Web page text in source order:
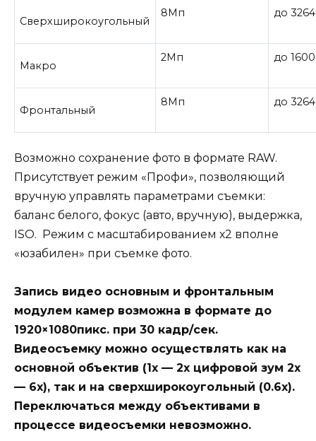
Сверхширокоугольный
8Мп до
Макро
2Мп до
Фронтальный
8Мп до
Возможно сохранение фото в формате RAW.
Присутствует режим «Профи», позволяющий
вручную управлять параметрами съемки:
баланс белого, фокус (авто, вручную), выдержка,
ISO. Режим с масштабированием х2 вполне
«юзабилен» при съемке фото.
Запись видео основным и фронтальным
модулем камер возможна в формате до
1920×1080пикс. при 30 кадр/сек.
Видеосъемку можно осуществлять как на
основной объектив (1х — 2х цифровой зум 2х
— 6х), так и на сверхширокоугольный (0.6х).
Переключаться между объективами в
процессе видеосъемки невозможно.